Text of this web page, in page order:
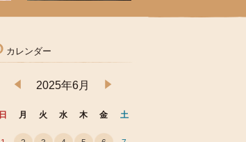
カレンダー
2025年6月
日 月 火 水 木 金 土